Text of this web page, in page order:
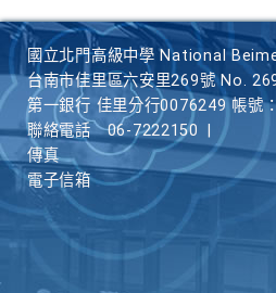
國立北門高級中學 National
台南市佳里區六安里269號 No.
第一銀行 佳里分行0076249 帳號
聯絡電話
06-7222150
傳真
電子信箱